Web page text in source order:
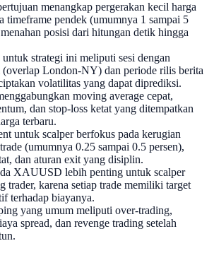
menangkap pergerakan kecil harga
pendek (umumnya 1 sampai 5
posisi dari hitungan detik hingga
strategi ini meliputi sesi dengan
London-NY) dan periode rilis berita
volatilitas yang dapat diprediksi.
moving average cepat,
dan stop-loss ketat yang ditempatkan
terbaru.
untuk scalper berfokus pada kerugian
(umumnya 0.25 sampai 0.5 persen),
dan aturan exit yang disiplin.
XAUUSD lebih penting untuk scalper
trader, karena setiap trade memiliki target
terhadap biayanya.
yang umum meliputi over-trading,
spread, dan revenge trading setelah